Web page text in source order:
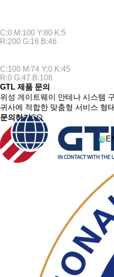
C:0 M:100 Y:80 K:5
R:200 G:16 B:46
C:100 M:74 Y:0 K:45
R:0 G:47 B:108
GTL 제품 문의
위성 게이트웨이 안테나 시스템
귀사에 적합한 맞춤형 서비스 형
문의하기GO